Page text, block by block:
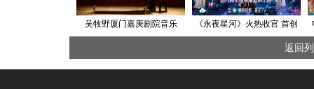
吴牧野厦门嘉庚剧院音乐
行
《永夜星河》火热收官 首创
赛博古装轻喜剧全网霸榜点
燃新赛道
返回